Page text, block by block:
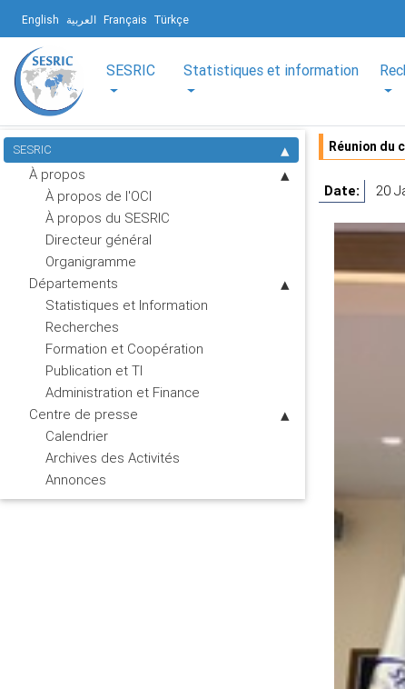
English العربية Français Türkçe
SESRIC Statistiques et information
SESRIC
À propos
À propos de l'OCI
À propos du SESRIC
Directeur général
Organigramme
Départements
Statistiques et Information
Recherches
Formation et Coopération
Publication et TI
Administration et Finance
Centre de presse
Calendrier
Archives des Activités
Annonces
Réunion du
Date: 20